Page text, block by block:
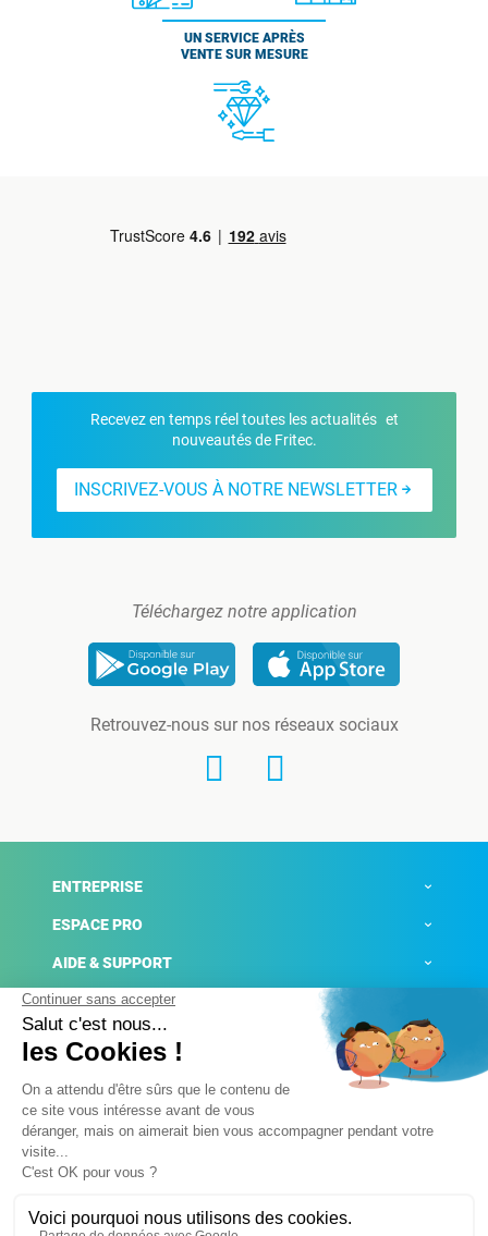
UN SERVICE APRÈS
VENTE SUR MESURE
Recevez en temps réel toutes les actualités et
nouveautés de Fritec.
INSCRIVEZ-VOUS À NOTRE NEWSLETTER
Téléchargez notre application
Retrouvez-nous sur nos réseaux sociaux
ENTREPRISE
ESPACE PRO
AIDE & SUPPORT
ACTUALITÉS
Mentions légales